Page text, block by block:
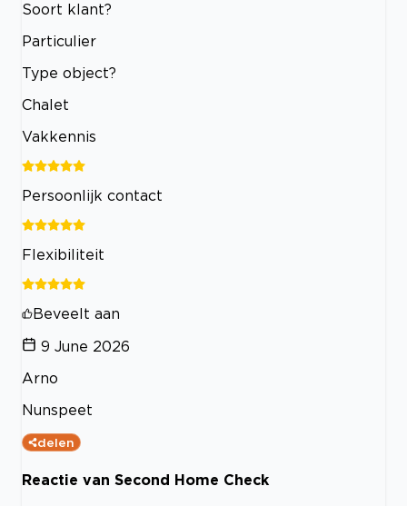
Soort klant?
Particulier
Type object?
Chalet
Vakkennis
Persoonlijk contact
Flexibiliteit
Beveelt aan
9 June 2026
Arno
Nunspeet
delen
Reactie van Second Home Check